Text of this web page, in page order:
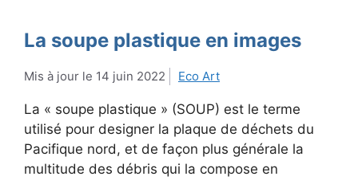
La soupe plastique en images
14 juin 2022 Eco Art
La « soupe plastique » (SOUP) est le terme
utilisé pour designer la plaque de déchets du
Pacifique nord, et de façon plus générale la
multitude des débris qui la compose en